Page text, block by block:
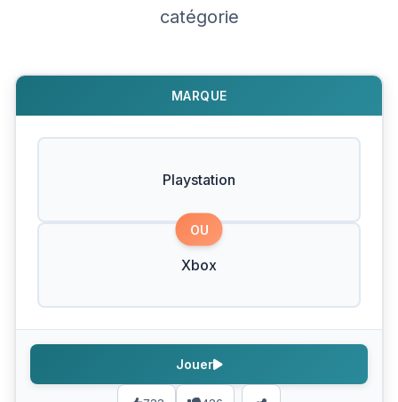
catégorie
MARQUE
Playstation
OU
Xbox
Jouer